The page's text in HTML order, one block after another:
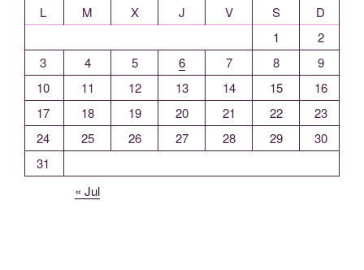
L
M X J V S
D
1
2
3
4 5 6 7 8
9
10
11 12 13 14 15
16
17
18 19 20 21 22
23
24
25 26 27 28 29
30
31
« Jul